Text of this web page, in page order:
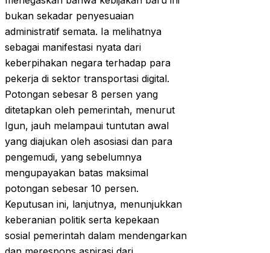
bukan sekadar penyesuaian
administratif semata. Ia melihatnya
sebagai manifestasi nyata dari
keberpihakan negara terhadap para
pekerja di sektor transportasi digital.
Potongan sebesar 8 persen yang
ditetapkan oleh pemerintah, menurut
Igun, jauh melampaui tuntutan awal
yang diajukan oleh asosiasi dan para
pengemudi, yang sebelumnya
mengupayakan batas maksimal
potongan sebesar 10 persen.
Keputusan ini, lanjutnya, menunjukkan
keberanian politik serta kepekaan
sosial pemerintah dalam mendengarkan